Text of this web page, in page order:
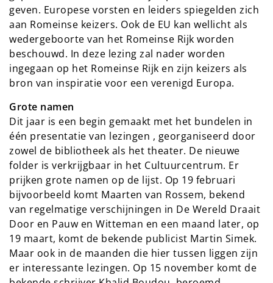
geven. Europese vorsten en leiders spiegelden zich
aan Romeinse keizers. Ook de EU kan wellicht als
wedergeboorte van het Romeinse Rijk worden
beschouwd. In deze lezing zal nader worden
ingegaan op het Romeinse Rijk en zijn keizers als
bron van inspiratie voor een verenigd Europa.
Grote namen
Dit jaar is een begin gemaakt met het bundelen in
één presentatie van lezingen , georganiseerd door
zowel de bibliotheek als het theater. De nieuwe
folder is verkrijgbaar in het Cultuurcentrum. Er
prijken grote namen op de lijst. Op 19 februari
bijvoorbeeld komt Maarten van Rossem, bekend
van regelmatige verschijningen in De Wereld Draait
Door en Pauw en Witteman en een maand later, op
19 maart, komt de bekende publicist Martin Simek.
Maar ook in de maanden die hier tussen liggen zijn
er interessante lezingen. Op 15 november komt de